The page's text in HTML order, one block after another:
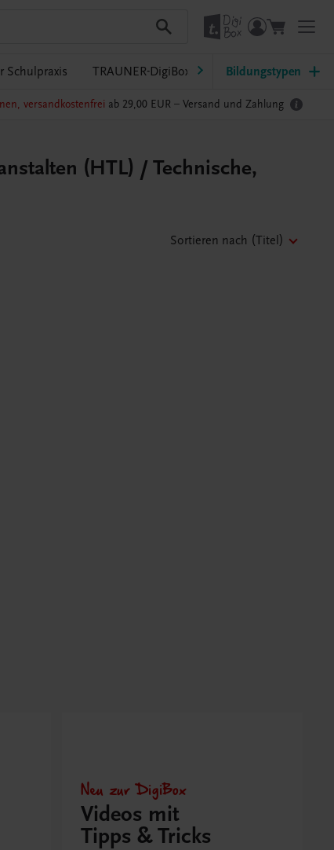
Schulpraxis TRAUNER-DigiBox Lehrer/innen-Service
Bildungstypen
versandkostenfrei ab 29,00 EUR – Versand und Zahlung
(HTL) / Technische,
Sortieren nach (Titel)
Neu zur DigiBox
Videos mit
Tipps & Tricks